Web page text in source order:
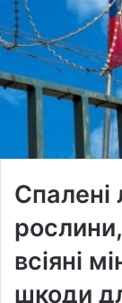
Спалені
всіяні
шкоди